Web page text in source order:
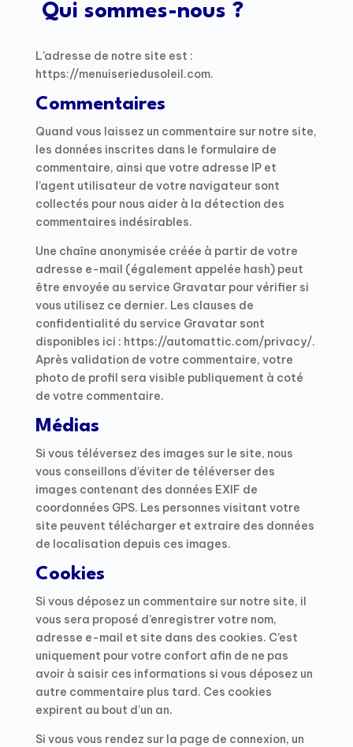
Qui sommes-nous ?
L’adresse de notre site est :
https://menuiseriedusoleil.com.
Commentaires
Quand vous laissez un commentaire sur notre site,
les données inscrites dans le formulaire de
commentaire, ainsi que votre adresse IP et
l’agent utilisateur de votre navigateur sont
collectés pour nous aider à la détection des
commentaires indésirables.
Une chaîne anonymisée créée à partir de votre
adresse e-mail (également appelée hash) peut
être envoyée au service Gravatar pour vérifier si
vous utilisez ce dernier. Les clauses de
confidentialité du service Gravatar sont
disponibles ici : https://automattic.com/privacy/.
Après validation de votre commentaire, votre
photo de profil sera visible publiquement à coté
de votre commentaire.
Médias
Si vous téléversez des images sur le site, nous
vous conseillons d’éviter de téléverser des
images contenant des données EXIF de
coordonnées GPS. Les personnes visitant votre
site peuvent télécharger et extraire des données
de localisation depuis ces images.
Cookies
Si vous déposez un commentaire sur notre site, il
vous sera proposé d’enregistrer votre nom,
adresse e-mail et site dans des cookies. C’est
uniquement pour votre confort afin de ne pas
avoir à saisir ces informations si vous déposez un
autre commentaire plus tard. Ces cookies
expirent au bout d’un an.
Si vous vous rendez sur la page de connexion, un